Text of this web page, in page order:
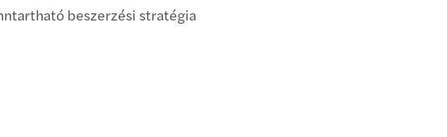
beszerzési stratégia